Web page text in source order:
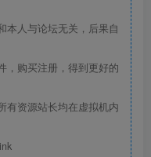
本人与论坛无关，后果自
，购买注册，得到更好的
有资源站长均在虚拟机内